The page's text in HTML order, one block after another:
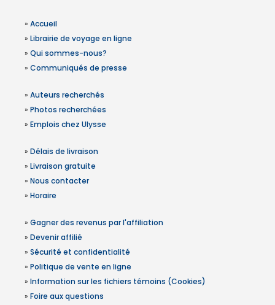
» Accueil
» Librairie de voyage en ligne
» Qui sommes-nous?
» Communiqués de presse
» Auteurs recherchés
» Photos recherchées
» Emplois chez Ulysse
» Délais de livraison
» Livraison gratuite
» Nous contacter
» Horaire
» Gagner des revenus par l'affiliation
» Devenir affilié
» Sécurité et confidentialité
» Politique de vente en ligne
» Information sur les fichiers témoins (Cookies)
» Foire aux questions